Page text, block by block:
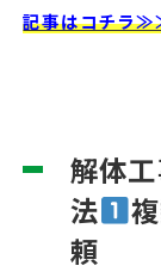
記事はコチラ
解体
法
頼